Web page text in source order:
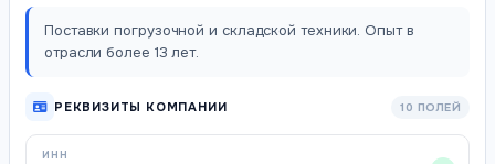
Поставки погрузочной и складской техники. Опыт в
отрасли более 13 лет.
РЕКВИЗИТЫ КОМПАНИИ 10 ПОЛЕЙ
ИНН